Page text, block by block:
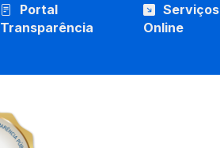
Portal
Transparência
Serviços
Online